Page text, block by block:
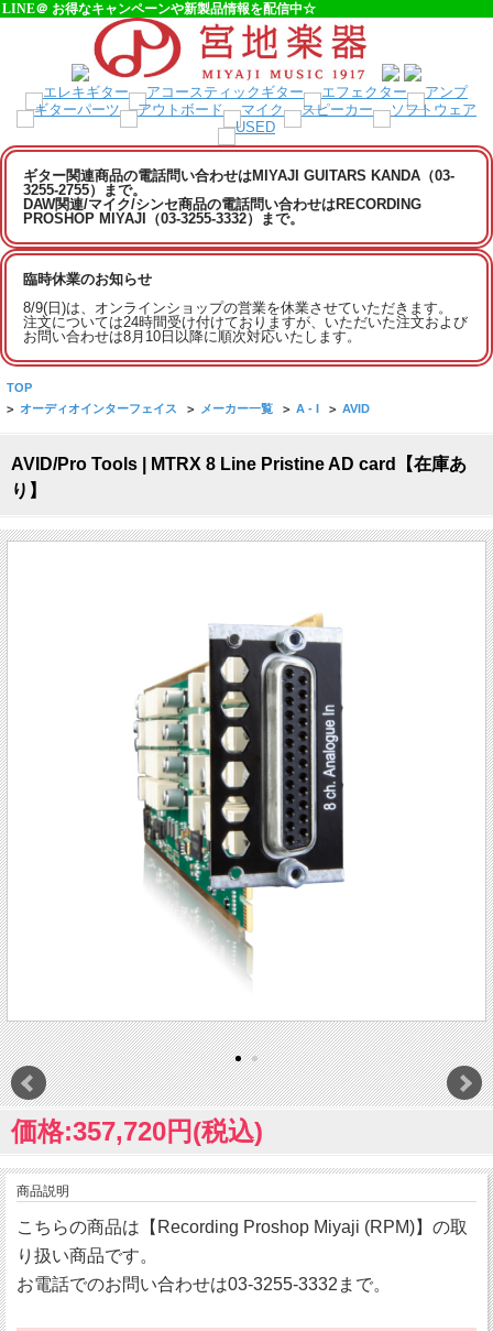
LINE＠ お得なキャンペーンや新製品情報を配信中☆
ギター関連商品の電話問い合わせはMIYAJI GUITARS KANDA（03-
3255-2755）まで。
DAW関連/マイク/シンセ商品の電話問い合わせはRECORDING
PROSHOP MIYAJI（03-3255-3332）まで。
臨時休業のお知らせ
8/9(日)は、オンラインショップの営業を休業させていただきます。
注文については24時間受け付けておりますが、いただいた注文および
お問い合わせは8月10日以降に順次対応いたします。
TOP
> オーディオインターフェイス > メーカー一覧 > A - I > AVID
AVID/Pro Tools | MTRX 8 Line Pristine AD card【在庫あ
り】
価格:357,720円(税込)
商品説明
こちらの商品は【Recording Proshop Miyaji (RPM)】の取
り扱い商品です。
お電話でのお問い合わせは03-3255-3332まで。